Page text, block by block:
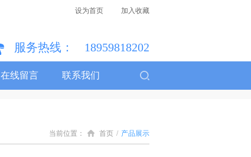
设为首页 加入收藏
服务热线： 18959818202
在线留言 联系我们
当前位置： 首页 / 产品展示